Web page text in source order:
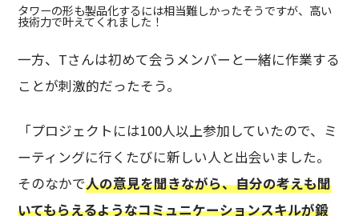
タワーの形も製品化するには相当難しかったそうですが、高い
技術力で叶えてくれました！
一方、Tさんは初めて会うメンバーと一緒に作業する
ことが刺激的だったそう。
「プロジェクトには100人以上参加していたので、ミ
ーティングに行くたびに新しい人と出会いました。
そのなかで人の意見を聞きながら、自分の考えも聞
いてもらえるようなコミュニケーションスキルが鍛